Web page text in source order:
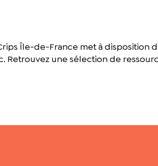
Île-de-France met à disposition
Retrouvez une sélection de